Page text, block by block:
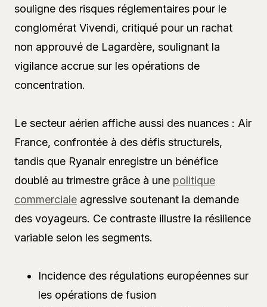
souligne des risques réglementaires pour le
conglomérat Vivendi, critiqué pour un rachat
non approuvé de Lagardère, soulignant la
vigilance accrue sur les opérations de
concentration.
Le secteur aérien affiche aussi des nuances : Air
France, confrontée à des défis structurels,
tandis que Ryanair enregistre un bénéfice
doublé au trimestre grâce à une politique
commerciale agressive soutenant la demande
des voyageurs. Ce contraste illustre la résilience
variable selon les segments.
Incidence des régulations européennes sur
les opérations de fusion